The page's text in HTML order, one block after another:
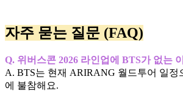
자주 묻는 질문 (FAQ)
Q. 위버스콘 2026 라인업에 BTS가 없는
A. BTS는 현재 ARIRANG 월드투어 일정
에 불참해요.